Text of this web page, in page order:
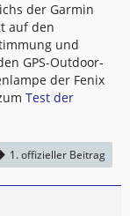
der Garmin
auf den
und
GPS-Outdoor-
der Fenix
Test der
1. offizieller Beitrag